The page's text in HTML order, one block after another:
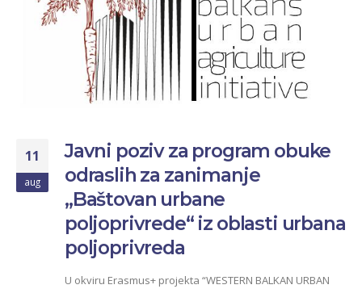
11
aug
Javni poziv za program obuke
odraslih za zanimanje
„Baštovan urbane
poljoprivrede“ iz oblasti urbana
poljoprivreda
U okviru Erasmus+ projekta “WESTERN BALKAN URBAN